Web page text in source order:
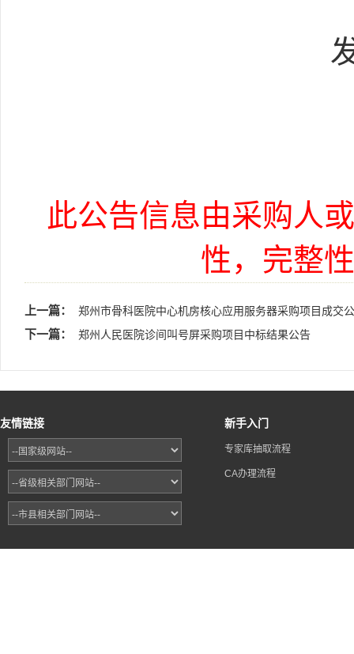
此公告信息由采购人
性，完整
上一篇： 郑州市骨科医院中心机房核心应用服务器采购项目成交
下一篇： 郑州人民医院诊间叫号屏采购项目中标结果公告
友情链接 新手入门
专家库抽取流程
CA办理流程